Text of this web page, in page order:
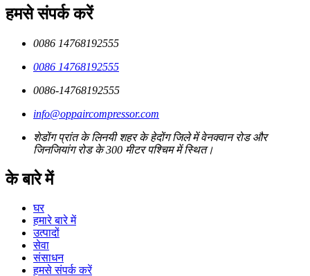
हमसे संपर्क करें
0086 14768192555
0086 14768192555
0086-14768192555
info@oppaircompressor.com
शेडोंग प्रांत के लिनयी शहर के हेदोंग जिले में वेनक्वान रोड और
जिनजियांग रोड के 300 मीटर पश्चिम में स्थित।
के बारे में
घर
हमारे बारे में
उत्पादों
सेवा
संसाधन
हमसे संपर्क करें